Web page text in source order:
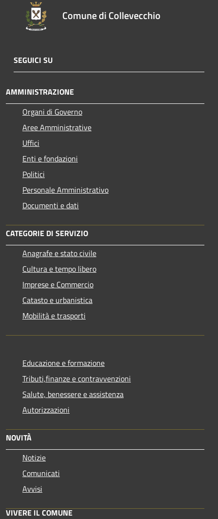
Comune di Collevecchio
SEGUICI SU
AMMINISTRAZIONE
Organi di Governo
Aree Amministrative
Uffici
Enti e fondazioni
Politici
Personale Amministrativo
Documenti e dati
CATEGORIE DI SERVIZIO
Anagrafe e stato civile
Cultura e tempo libero
Imprese e Commercio
Catasto e urbanistica
Mobilità e trasporti
Educazione e formazione
Tributi,finanze e contravvenzioni
Salute, benessere e assistenza
Autorizzazioni
NOVITÀ
Notizie
Comunicati
Avvisi
VIVERE IL COMUNE